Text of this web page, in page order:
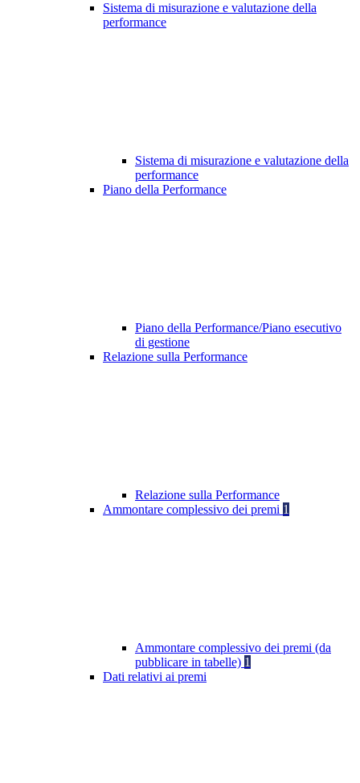
Sistema di misurazione e valutazione della
performance
Sistema di misurazione e valutazione della
performance
Piano della Performance
Piano della Performance/Piano esecutivo
di gestione
Relazione sulla Performance
Relazione sulla Performance
Ammontare complessivo dei premi 1
Ammontare complessivo dei premi (da
pubblicare in tabelle) 1
Dati relativi ai premi